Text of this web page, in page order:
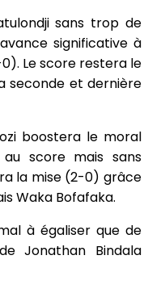
sans trop de
significative à
Le score restera le
seconde et dernière
boostera le moral
score mais sans
la mise (2-0) grâce
Waka Bofafaka.
à égaliser que de
Jonathan Bindala